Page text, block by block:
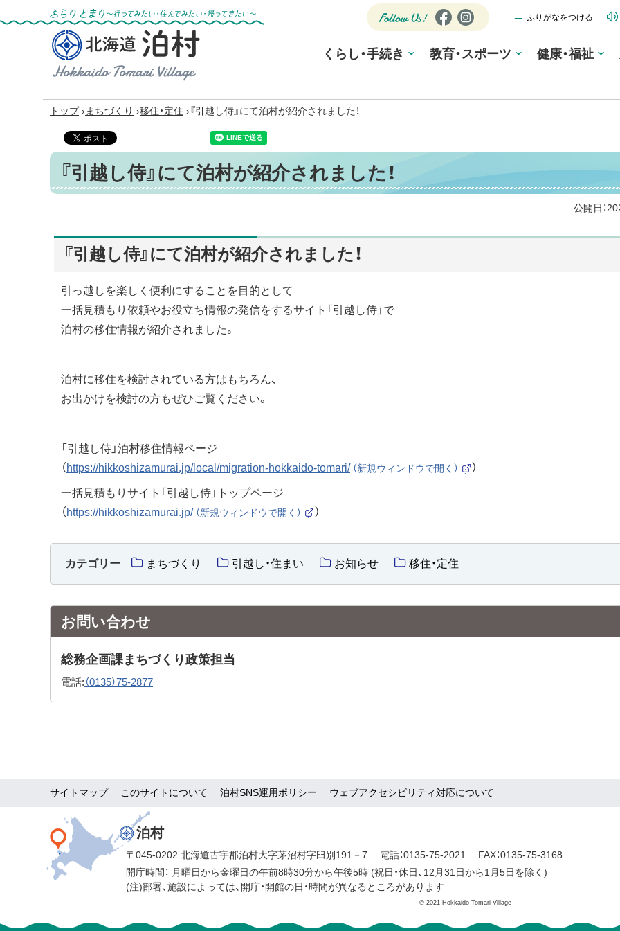
ふらりとまり～行ってみたい・住んでみた
い・帰ってきたい～
Village
公式SNS
Follow
Us!
Fa
bo
ok
Ins
ra
ふりがなをつける
くらし・手続き 教育・スポーツ 健康・福祉
トップ › まちづくり ›移住・定住 ›『引越し侍』にて泊村が紹介されました！
『引越し侍』にて泊村が紹介されました！
公開日：
『引越し侍』にて泊村が紹介されました！
引っ越しを楽しく便利にすることを目的として
一括見積もり依頼やお役立ち情報の発信をするサイト「引越し侍」で
泊村の移住情報が紹介されました。
泊村に移住を検討されている方はもちろん、
お出かけを検討の方もぜひご覧ください。
「引越し侍」泊村移住情報ページ
（ https://hikkoshizamurai.jp/local/migration-hokkaido-tomari/ （新規ウィンドウで開く）
）
）
一括見積もりサイト「引越し侍」トップページ
（ https://hikkoshizamurai.jp/ （新規ウィンドウで開く）
部
）
カテゴリー まちづくり 引越し・住まい お知らせ 移住・定住
お問い合わせ
総務企画課まちづくり政策担当
電話: （0135）75-2877
サイトマップ このサイトについて 泊村SNS運用ポリシー ウェブアクセシビリティ対応について
泊村
〒045-0202 北海道古宇郡泊村大字茅沼村字臼別191－7 電話：0135-75-2021
FAX：0135-75-3168
開庁時間： 月曜日から金曜日の午前8時30分から午後5時 (祝日・休日、12月31日から1月5日を除く)
(注)部署、施設によっては、開庁・開館の日・時間が異なるところがあります
© 2021 Hokkaido Tomari Village